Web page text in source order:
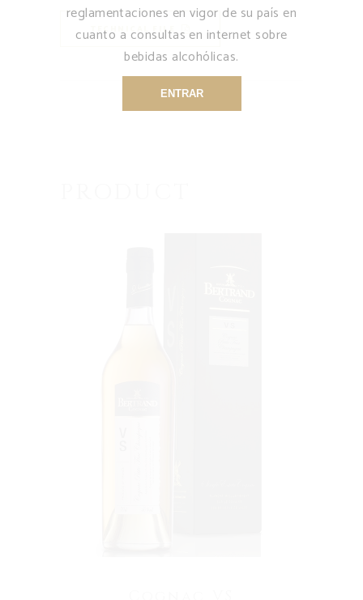
TECHNICAL FILE
reglamentaciones en vigor de su país en
cuanto a consultas en internet sobre
bebidas alcohólicas.
ENTRAR